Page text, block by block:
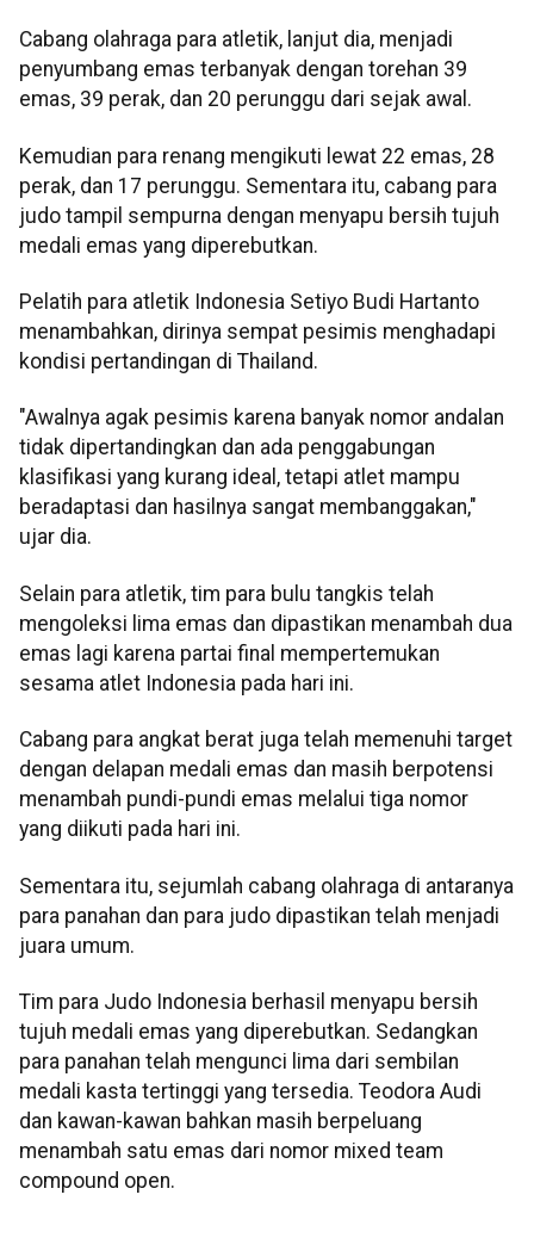
Cabang olahraga para atletik, lanjut dia, menjadi
penyumbang emas terbanyak dengan torehan 39
emas, 39 perak, dan 20 perunggu dari sejak awal.
Kemudian para renang mengikuti lewat 22 emas, 28
perak, dan 17 perunggu. Sementara itu, cabang para
judo tampil sempurna dengan menyapu bersih tujuh
medali emas yang diperebutkan.
Pelatih para atletik Indonesia Setiyo Budi Hartanto
menambahkan, dirinya sempat pesimis menghadapi
kondisi pertandingan di Thailand.
"Awalnya agak pesimis karena banyak nomor andalan
tidak dipertandingkan dan ada penggabungan
klasifikasi yang kurang ideal, tetapi atlet mampu
beradaptasi dan hasilnya sangat membanggakan,"
ujar dia.
Selain para atletik, tim para bulu tangkis telah
mengoleksi lima emas dan dipastikan menambah dua
emas lagi karena partai final mempertemukan
sesama atlet Indonesia pada hari ini.
Cabang para angkat berat juga telah memenuhi target
dengan delapan medali emas dan masih berpotensi
menambah pundi-pundi emas melalui tiga nomor
yang diikuti pada hari ini.
Sementara itu, sejumlah cabang olahraga di antaranya
para panahan dan para judo dipastikan telah menjadi
juara umum.
Tim para Judo Indonesia berhasil menyapu bersih
tujuh medali emas yang diperebutkan. Sedangkan
para panahan telah mengunci lima dari sembilan
medali kasta tertinggi yang tersedia. Teodora Audi
dan kawan-kawan bahkan masih berpeluang
menambah satu emas dari nomor mixed team
compound open.